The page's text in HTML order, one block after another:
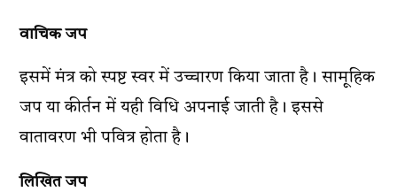
वाचिक जप
इसमें मंत्र को स्पष्ट स्वर में उच्चारण किया जाता है। सामूहिक
जप या कीर्तन में यही विधि अपनाई जाती है। इससे
वातावरण भी पवित्र होता है।
लिखित जप